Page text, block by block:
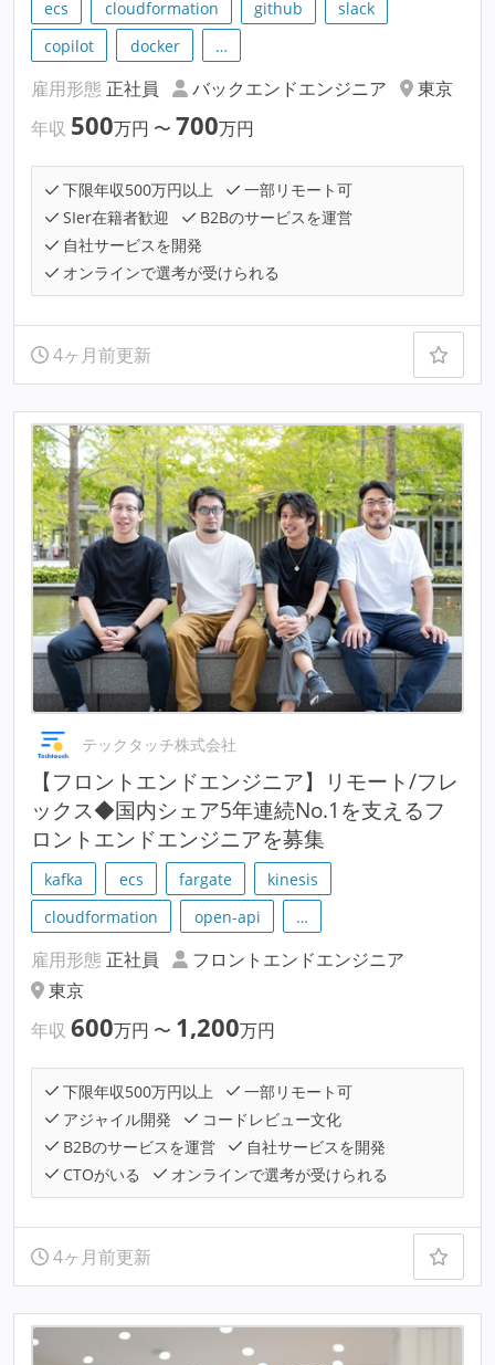
ecs cloudformation github
slack
copilot
docker …
雇用形態 正社員 バックエンドエンジニア
東京
年収 500万円 〜 700万円
下限年収500万円以上
一部リモート可
SIer在籍者歓迎
B2Bのサービスを運営
自社サービスを開発
オンラインで選考が受けられる
4ヶ月前更新
テックタッチ株式会社
【フロントエンドエンジニア】リモート/フレ
ックス◆国内シェア5年連続No.1を支えるフ
ロントエンドエンジニアを募集
kafka ecs fargate
kinesis
cloudformation
open-api …
雇用形態 正社員
フロントエンドエンジニア
東京
年収 600万円 〜 1,200万円
下限年収500万円以上
一部リモート可
アジャイル開発
コードレビュー文化
B2Bのサービスを運営
自社サービスを開発
CTOがいる
オンラインで選考が受けられる
4ヶ月前更新